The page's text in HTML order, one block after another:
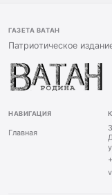
ГАЗЕТА ВАТАН
Патриотическое
НАВИГАЦИЯ
Главная